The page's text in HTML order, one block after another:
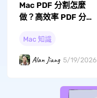
Mac PDF 分割怎麼
做？高效率 PDF 分割
Mac 知識
Alan Jiang 5/19/2026